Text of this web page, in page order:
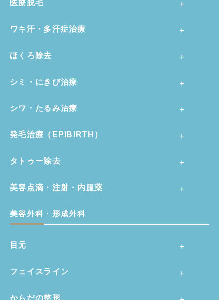
医療脱毛
ワキ汗・多汗症治療
ほくろ除去
シミ・にきび治療
シワ・たるみ治療
発毛治療（EPIBIRTH）
タトゥー除去
美容点滴・注射・内服薬
美容外科・形成外科
目元
フェイスライン
からだの整形